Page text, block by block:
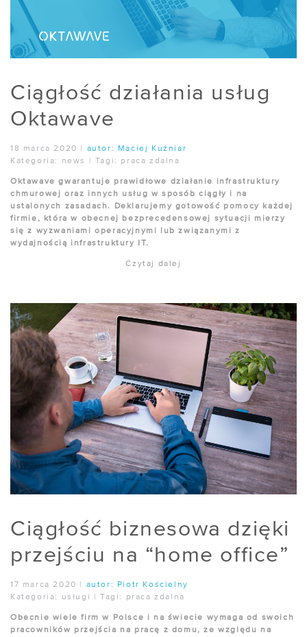
Ciągłość działania usług
Oktawave
18 marca 2020 autor:
Maciej Kuźniar
Kategoria:
news Tagi: praca zdalna
Oktawave gwarantuje prawidłowe działanie infrastruktury
chmurowej oraz innych usług w sposób ciągły i na
ustalonych zasadach. Deklarujemy gotowość pomocy każdej
firmie, która w obecnej bezprecedensowej sytuacji mierzy
się z wyzwaniami operacyjnymi lub związanymi z
wydajnością infrastruktury IT.
Czytaj dalej
Ciągłość biznesowa dzięki
przejściu na “home office”
17 marca 2020 autor:
Piotr Kościelny
Kategoria:
usługi |Tagi: praca zdalna
Obecnie wiele firm w Polsce i na świecie wymaga od swoich
pracowników przejścia na pracę z domu, ze względu na